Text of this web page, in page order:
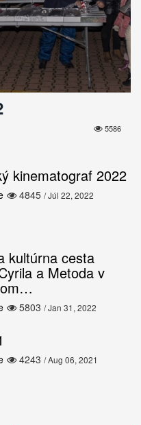
5586
kinematograf 2022
4845 / Júl 22, 2022
kultúrna cesta
a Metoda v
5803 / Jan 31, 2022
4243 / Aug 06, 2021